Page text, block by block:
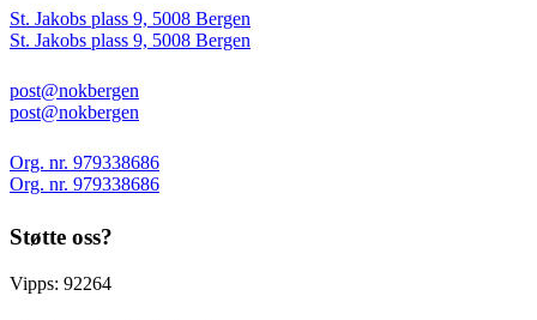
St. Jakobs plass 9, 5008 Bergen
St. Jakobs plass 9, 5008 Bergen
post@nokbergen
post@nokbergen
Org. nr. 979338686
Org. nr. 979338686
Støtte oss?
Vipps: 92264